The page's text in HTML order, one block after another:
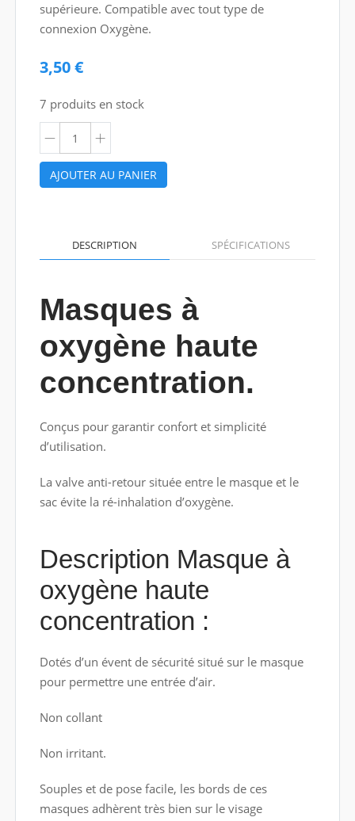
supérieure. Compatible avec tout type de
connexion Oxygène.
3,50 €
7 produits en stock
AJOUTER AU PANIER
DESCRIPTION SPÉCIFICATIONS
Masques à
oxygène haute
concentration.
Conçus pour garantir confort et simplicité
d’utilisation.
La valve anti-retour située entre le masque et le
sac évite la ré-inhalation d’oxygène.
Description Masque à
oxygène haute
concentration :
Dotés d’un évent de sécurité situé sur le masque
pour permettre une entrée d’air.
Non collant
Non irritant.
Souples et de pose facile, les bords de ces
masques adhèrent très bien sur le visage